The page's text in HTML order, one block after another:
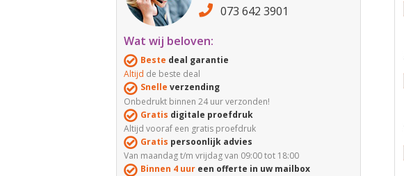
073 642 3901
Wat wij beloven:
Beste deal garantie
Altijd de beste deal
Snelle verzending
Onbedrukt binnen 24 uur verzonden!
Gratis digitale proefdruk
Altijd vooraf een gratis proefdruk
Gratis persoonlijk advies
Van maandag t/m vrijdag van 09:00 tot 18:00
Binnen 4 uureen offerte in uw mailbox